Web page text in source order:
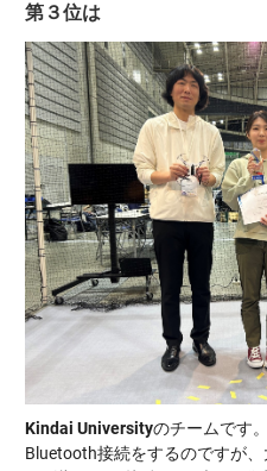
第３位は
Kindai Universityのチームです。
Bluetooth接続をするのですが、